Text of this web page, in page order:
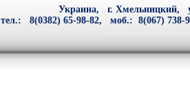
Украина, г. Хмельницкий,
тел.: 8(0382) 65-98-82, моб.: 8(067) 738-